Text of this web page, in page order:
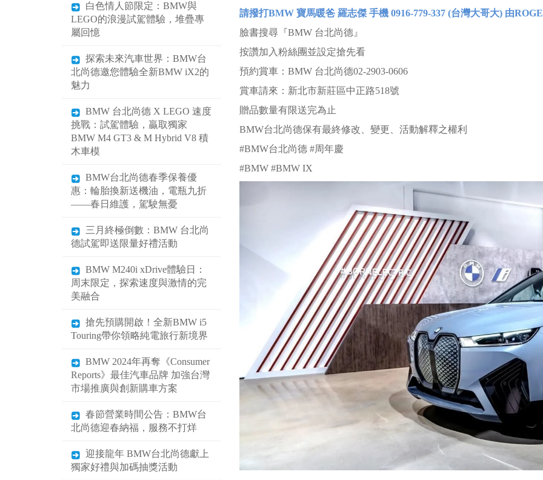
白色情人節限定：BMW與
LEGO的浪漫試駕體驗，堆疊專
屬回憶
探索未來汽車世界：BMW台
北尚德邀您體驗全新BMW iX2的
魅力
BMW 台北尚德 X LEGO 速度
挑戰：試駕體驗，贏取獨家
BMW M4 GT3 & M Hybrid V8 積
木車模
BMW台北尚德春季保養優
惠：輪胎換新送機油，電瓶九折
——春日維護，駕駛無憂
三月終極倒數：BMW 台北尚
德試駕即送限量好禮活動
BMW M240i xDrive體驗日：
周末限定，探索速度與激情的完
美融合
搶先預購開啟！全新BMW i5
Touring帶你領略純電旅行新境界
BMW 2024年再奪《Consumer
Reports》最佳汽車品牌 加強台灣
市場推廣與創新購車方案
春節營業時間公告：BMW台
北尚德迎春納福，服務不打烊
迎接龍年 BMW台北尚德獻上
獨家好禮與加碼抽獎活動
請撥打BMW 寶馬暖爸 羅志傑 手機 0916-779-337 (台灣大哥大) 由
臉書搜尋『BMW 台北尚德』
按讚加入粉絲團並設定搶先看
預約賞車：BMW 台北尚德02-2903-0606
賞車請來：新北市新莊區中正路518號
贈品數量有限送完為止
BMW台北尚德保有最終修改、變更、活動解釋之權利
#BMW台北尚德 #周年慶
#BMW #BMW IX